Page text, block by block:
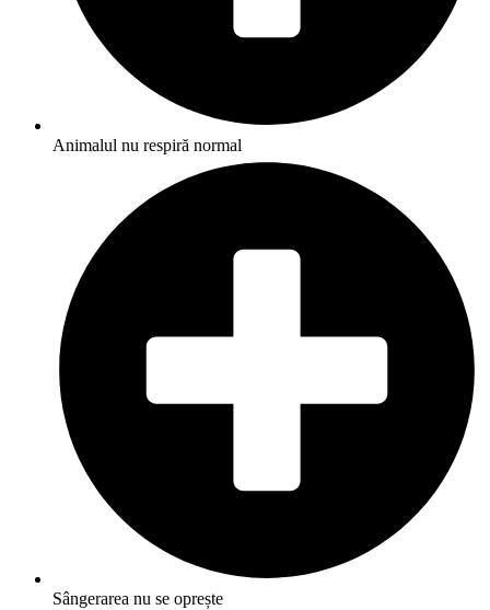
Animalul nu respiră normal
Sângerarea nu se oprește